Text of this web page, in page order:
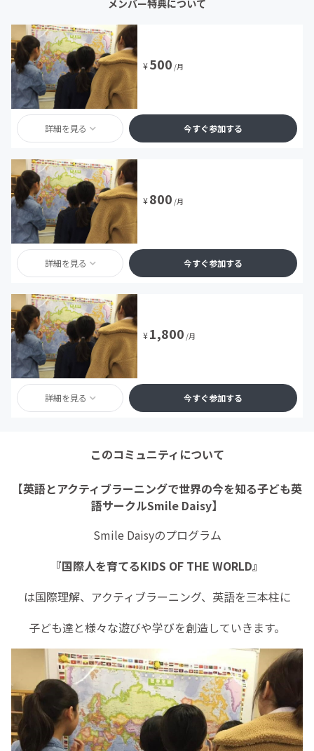
メンバー特典について
¥500 /月
詳細を見る 今すぐ参加する
¥800 /月
詳細を見る 今すぐ参加する
¥1,800 /月
詳細を見る 今すぐ参加する
このコミュニティについて
【英語とアクティブラーニングで世界の今を知る子ども英
語サークルSmile Daisy】
Smile Daisyのプログラム
『国際人を育てるKIDS OF THE WORLD』
は国際理解、アクティブラーニング、英語を三本柱に
子ども達と様々な遊びや学びを創造していきます。